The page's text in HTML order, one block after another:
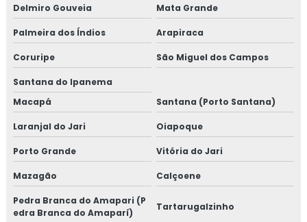
Delmiro Gouveia Mata Grande
Palmeira dos Índios Arapiraca
Coruripe São Miguel dos Campos
Santana do Ipanema
Macapá
Santana (Porto Santana)
Laranjal do Jari Oiapoque
Porto Grande Vitória do Jari
Mazagão Calçoene
Pedra Branca do Amapari (P
edra Branca do Amaparí)
Tartarugalzinho